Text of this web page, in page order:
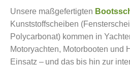
YouTub
e immer
entsper
ren
Unsere maßgefertigten
Kunststoffscheiben
Polycarbonat) kommen in
Motoryachten, Motorbooten und
Einsatz – und das bis hin zur